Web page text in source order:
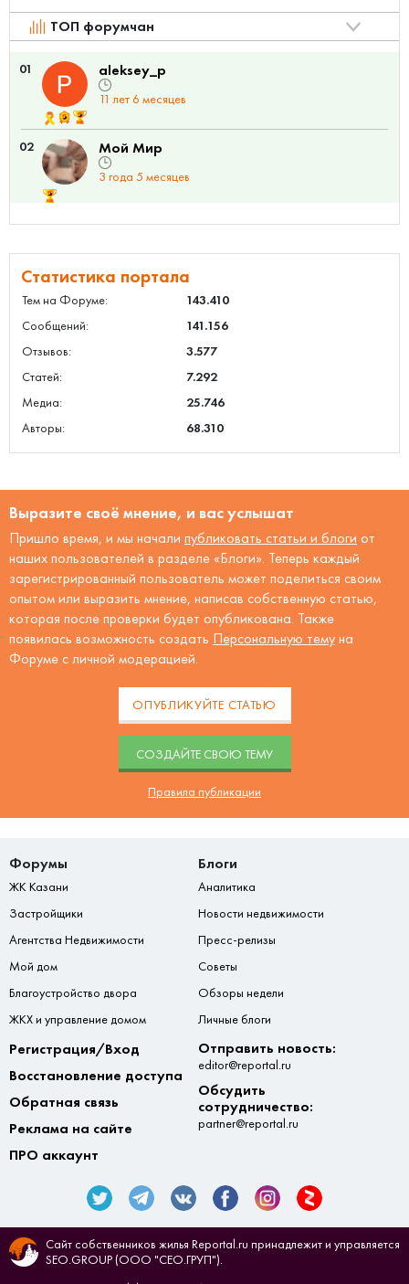
ТОП форумчан
01 aleksey_p
11 лет 6 месяцев
02 Мой Мир
3 года 5 месяцев
Статистика портала
Тем на Форуме:
143.410
Сообщений:
141.156
Отзывов:
3.577
Статей:
7.292
Медиа:
25.746
Авторы:
68.310
Выразите своё мнение, и вас услышат
Пришло время, и мы начали публиковать статьи и блоги от
наших пользователей в разделе «Блоги». Теперь каждый
зарегистрированный пользователь может поделиться своим
опытом или выразить мнение, написав собственную статью,
которая после проверки будет опубликована. Также
появилась возможность создать Персональную тему на
Форуме с личной модерацией.
ОПУБЛИКУЙТЕ СТАТЬЮ
CОЗДАЙТЕ СВОЮ ТЕМУ
Правила публикации
Форумы
ЖК Казани
Застройщики
Агентства Недвижимости
Мой дом
Благоустройство двора
ЖКХ и управление домом
Блоги
Аналитика
Новости недвижимости
Пресс-релизы
Советы
Обзоры недели
Личные блоги
Регистрация/Вход
Восстановление доступа
Обратная связь
Реклама на сайте
ПРО аккаунт
Отправить новость:
editor@reportal.ru
Обсудить
сотрудничество:
partner@reportal.ru
Сайт собственников жилья Reportal.ru принадлежит и управляется
SEO.GROUP (ООО "СЕО.ГРУП").